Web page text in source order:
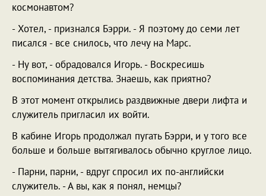
космонавтом?
- Хотел, - признался Бэрри. - Я поэтому до семи лет
писался - все снилось, что лечу на Марс.
- Ну вот, - обрадовался Игорь. - Воскресишь
воспоминания детства. Знаешь, как приятно?
В этот момент открылись раздвижные двери лифта и
служитель пригласил их войти.
В кабине Игорь продолжал пугать Бэрри, и у того все
больше и больше вытягивалось обычно круглое лицо.
- Парни, парни, - вдруг спросил их по-английски
служитель. - А вы, как я понял, немцы?